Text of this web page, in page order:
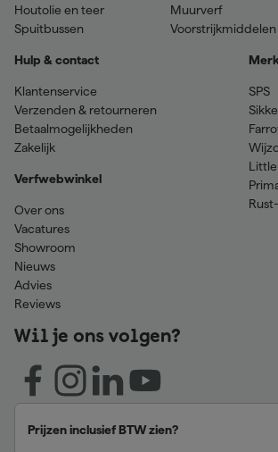
Houtolie en teer
Spuitbussen
Muurverf
Voorstrijkmiddelen
Hulp & contact
Klantenservice
Verzenden & retourneren
Betaalmogelijkheden
Zakelijk
Verfwebwinkel
Over ons
Vacatures
Showroom
Nieuws
Advies
Reviews
SPS
Wil je ons volgen?
Prijzen inclusief BTW zien?